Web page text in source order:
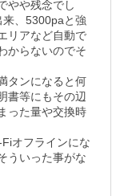
やや残念でし
、5300paと強
リアなど自動で
からないのでそ
タンになると何
書等にもその辺
った量や交換時
オフラインにな
ういった事がな